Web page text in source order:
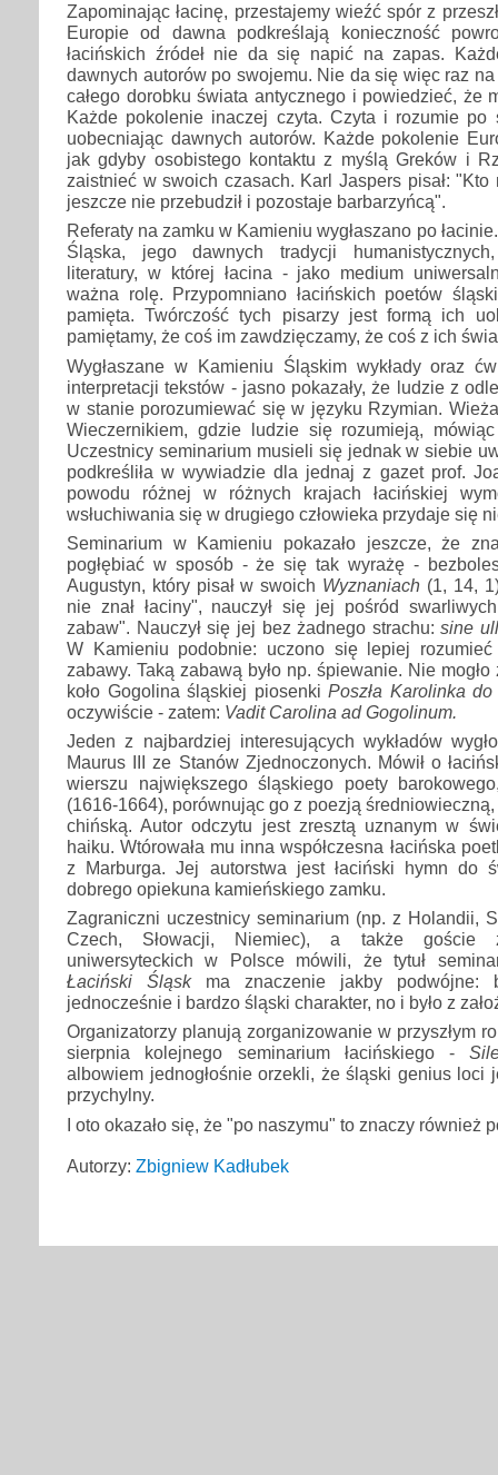
Zapominając łacinę, przestajemy wieźć spór z
Europie od dawna podkreślają konieczność
łacińskich źródeł nie da się napić na zapas.
dawnych autorów po swojemu. Nie da się więc raz na
całego dorobku świata antycznego i powiedzieć, że
Każde pokolenie inaczej czyta. Czyta i rozumie po
uobecniając dawnych autorów. Każde pokolenie
jak gdyby osobistego kontaktu z myślą Greków i
zaistnieć w swoich czasach. Karl Jaspers pisał:
jeszcze nie przebudził i pozostaje barbarzyńcą".
Referaty na zamku w Kamieniu wygłaszano po
Śląska, jego dawnych tradycji
literatury, w której łacina - jako medium
ważna rolę. Przypomniano łacińskich poetów
pamięta. Twórczość tych pisarzy jest formą ich
pamiętamy, że coś im zawdzięczamy, że coś z ich
Wygłaszane w Kamieniu Śląskim wykłady oraz
interpretacji tekstów - jasno pokazały, że ludzie z
w stanie porozumiewać się w języku Rzymian.
Wieczernikiem, gdzie ludzie się rozumieją,
Uczestnicy seminarium musieli się jednak w siebie
podkreśliła w wywiadzie dla jednaj z gazet prof.
powodu różnej w różnych krajach łacińskiej
wsłuchiwania się w drugiego człowieka przydaje się
Seminarium w Kamieniu pokazało jeszcze, że
pogłębiać w sposób - że się tak wyrażę -
Augustyn, który pisał w swoich Wyznaniach (1, 14,
nie znał łaciny", nauczył się jej pośród
zabaw". Nauczył się jej bez żadnego strachu:sine
W Kamieniu podobnie: uczono się lepiej rozumieć
zabawy. Taką zabawą było np. śpiewanie. Nie
koło Gogolina śląskiej piosenki Poszła Karolinka
oczywiście - zatem: Vadit Carolina ad Gogolinum.
Jeden z najbardziej interesujących wykładów
Maurus III ze Stanów Zjednoczonych. Mówił o
wierszu największego śląskiego poety
(1616-1664), porównując go z poezją
chińską. Autor odczytu jest zresztą uznanym w
haiku. Wtórowała mu inna współczesna łacińska
z Marburga. Jej autorstwa jest łaciński hymn do
dobrego opiekuna kamieńskiego zamku.
Zagraniczni uczestnicy seminarium (np. z Holandii,
Czech, Słowacji, Niemiec), a także goście
uniwersyteckich w Polsce mówili, że tytuł
Łaciński Śląskma znaczenie jakby podwójne:
jednocześnie i bardzo śląski charakter, no i było z
Organizatorzy planują zorganizowanie w przyszłym
sierpnia kolejnego seminarium łacińskiego -
albowiem jednogłośnie orzekli, że śląski genius loci
przychylny.
I oto okazało się, że "po naszymu" to znaczy również
Autorzy: Zbigniew Kadłubek